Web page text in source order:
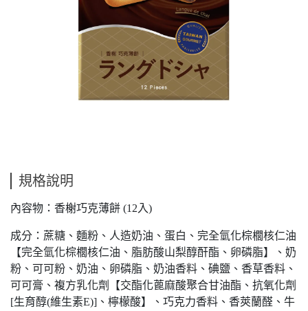
規格說明
內容物：香榭巧克薄餅 (12入)
成分：蔗糖、麵粉、人造奶油、蛋白、完全氫化棕櫚核仁油
【完全氫化棕櫚核仁油、脂肪酸山梨醇酐酯、卵磷脂】、奶
粉、可可粉、奶油、卵磷脂、奶油香料、碘鹽、香草香料、
可可膏、複方乳化劑【交酯化蓖麻酸聚合甘油酯、抗氧化劑
[生育醇(維生素E)]、檸檬酸】、巧克力香料、香莢蘭醛、牛